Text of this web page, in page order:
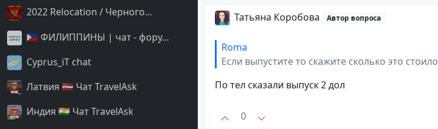
2022 Relocation / Черного...
🇵🇭 ФИЛИППИНЫ | чат - фору...
Cyprus_iT chat
Латвия 🇱🇻 Чат TravelAsk
Индия 🇮🇳 Чат TravelAsk
Татьяна Коробова Автор вопроса
Roma
Если выпустите то скажите сколько это стоило
По тел сказали выпуск 2 дол
0